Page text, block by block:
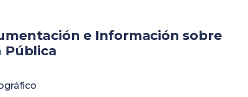
e Información sobre
Pública